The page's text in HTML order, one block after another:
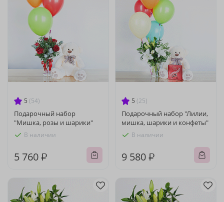
5 (54)
Подарочный набор
"Мишка, розы и шарики"
В наличии
5 760 ₽
5 (25)
Подарочный набор "Лилии,
мишка, шарики и конфеты"
В наличии
9 580 ₽